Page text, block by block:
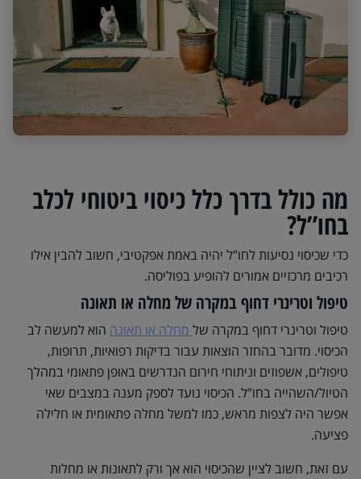
מה כולל בדרך כלל כיסוי ביטוחי לכלב
בחו”ל?
כדי שכיסוי נסיעות לחו”ל יהיה באמת אפקטיבי, חשוב להבין אילו
רכיבים מרכזיים אמורים להופיע בפוליסה.
טיפול וטרינרי דחוף במקרה של מחלה או תאונה
טיפול וטרינרי דחוף במקרה של מחלה או תאונה הוא למעשה לב
הכיסוי. מדובר בהחזר הוצאות עבור בדיקות רפואיות, תרופות,
טיפולים, אשפוזים וניתוחי חירום הנדרשים באופן פתאומי במהלך
הטיול/השהייה בחו”ל. הכיסוי נועד לספק מענה במצבים שאי
אפשר היה לצפות מראש, כמו למשל מחלה פתאומית או חלילה
פציעה.
עם זאת, חשוב לציין שהכיסוי הוא אך ורק לתאונות או מחלות